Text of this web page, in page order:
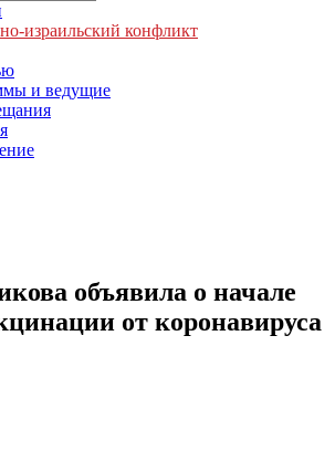
израильский конфликт
и ведущие
объявила о начале
от коронавируса